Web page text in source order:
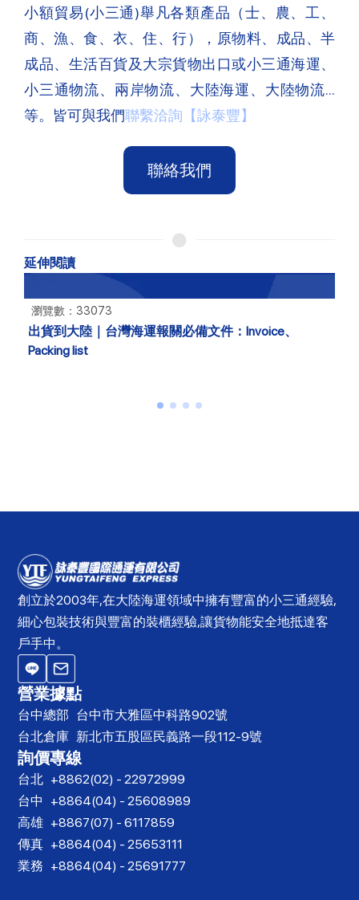
小額貿易(小三通)舉凡各類產品（士、農、工、
商、漁、食、衣、住、行），原物料、成品、半
成品、生活百貨及大宗貨物出口或小三通海運、
小三通物流、兩岸物流、大陸海運、大陸物流…
等。皆可與我們聯繫洽詢【詠泰豐】
聯絡我們
延伸閱讀
台灣海運報關必備文件：Invoice、
什麼是海運快遞
創立於2003年,在大陸海運領域中擁有豐富的小三通經驗,
細心包裝技術與豐富的裝櫃經驗,讓貨物能安全地抵達客
戶手中。
營業據點
台中總部 台中市大雅區中科路902號
台北倉庫 新北市五股區民義路一段112-9號
詢價專線
台北 +8862(02) - 22972999
台中 +8864(04) - 25608989
高雄 +8867(07) - 6117859
傳真 +8864(04) - 25653111
業務 +8864(04) - 25691777